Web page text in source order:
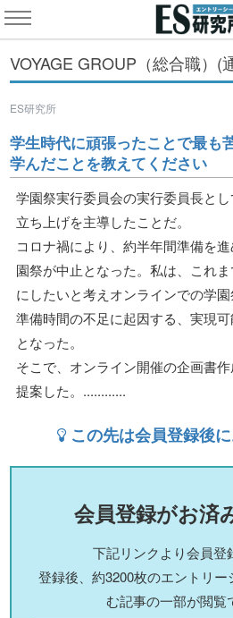
VOYAGE GROUP（総合職）(
ES研究所
学生時代に頑張ったことで最も
学んだことを教えてください
学園祭実行委員会の実行委員長と
立ち上げを主導したことだ。
コロナ禍により、約半年間準備を
園祭が中止となった。私は、これ
にしたいと考えオンラインでの学園
準備時間の不足に起因する、実現
となった。
そこで、オンライン開催の企画書
提案した。............
この先は会員登録後
会員登録がお済
下記リンクより会員登
登録後、約3200枚のエントリ
む記事の一部が閲覧